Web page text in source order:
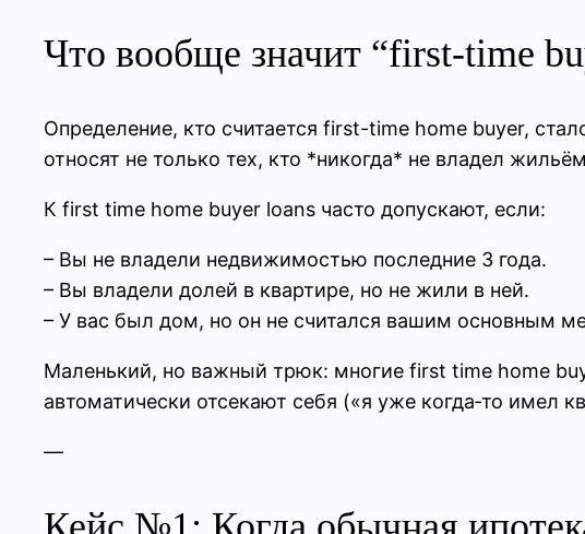
Что вообще значит “first-time
Определение, кто считается first-time home buyer,
относят не только тех, кто *никогда* не владел
К first time home buyer loans часто допускают, если:
– Вы не владели недвижимостью последние 3 года.
– Вы владели долей в квартире, но не жили в ней.
– У вас был дом, но он не считался вашим основным
Маленький, но важный трюк: многие first time home
автоматически отсекают себя («я уже когда‑то имел
—